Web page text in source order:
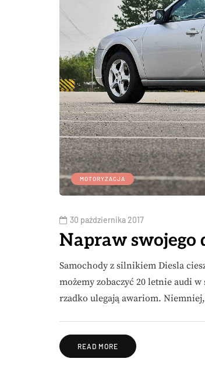
MOTORYZACJA
30 października 2017
Napraw swojego
Samochody z silnikiem Diesla
możemy zobaczyć 20 letnie audi w
rzadko ulegają awariom.
READ MORE